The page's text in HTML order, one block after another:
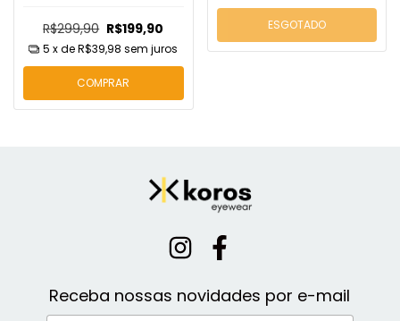
R$299,90 R$199,90
5 x deR$39,98 sem juros
COMPRAR
ESGOTADO
Receba nossas novidades por e-mail